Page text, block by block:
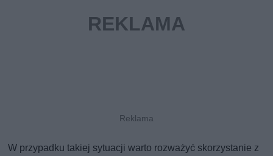
W przypadku takiej sytuacji warto rozważyć skorzystanie z